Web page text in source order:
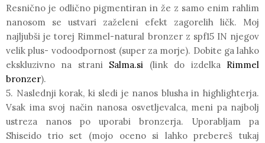
Resnično je odlično pigmentiran in že z samo enim rahlim
nanosom se ustvari zaželeni efekt zagorelih ličk. Moj
najljubši je torej Rimmel-natural bronzerz spf15 IN njegov
velik plus- vodoodpornost (super za morje). Dobite ga lahko
ekskluzivno na strani Salma.si (link do izdelka Rimmel
bronzer).
5. Naslednji korak, ki sledi je nanos blusha inhighlighterja.
Vsak ima svoj način nanosa osvetljevalca, meni pa najbolj
ustreza nanos po uporabi bronzerja. Uporabljam pa
Shiseido trio set (mojo oceno si lahko prebereš tukaj